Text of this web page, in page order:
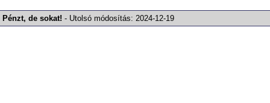
Pénzt, de sokat! - Utolsó módosítás: 2024-12-19